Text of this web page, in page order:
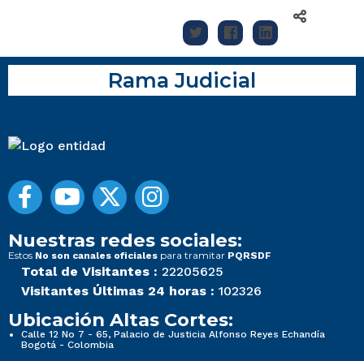
Rama Judicial
Nuestras redes sociales:
Estos No son canales oficiales para tramitar PQRSDF
Total de Visitantes : 22205625
Visitantes Últimas 24 horas : 102326
Ubicación Altas Cortes:
Calle 12 No 7 - 65, Palacio de Justicia Alfonso Reyes Echandía
Bogotá - Colombia